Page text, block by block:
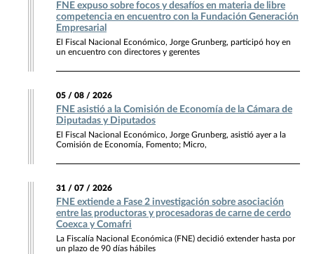
FNE expuso sobre focos y desafíos en materia de libre
competencia en encuentro con la Fundación Generación
Empresarial
El Fiscal Nacional Económico, Jorge Grunberg, participó hoy en
un encuentro con directores y gerentes
05 / 08 / 2026
FNE asistió a la Comisión de Economía de la Cámara de
Diputadas y Diputados
El Fiscal Nacional Económico, Jorge Grunberg, asistió ayer a la
Comisión de Economía, Fomento; Micro,
31 / 07 / 2026
FNE extiende a Fase 2 investigación sobre asociación
entre las productoras y procesadoras de carne de cerdo
Coexca y Comafri
La Fiscalía Nacional Económica (FNE) decidió extender hasta por
un plazo de 90 días hábiles